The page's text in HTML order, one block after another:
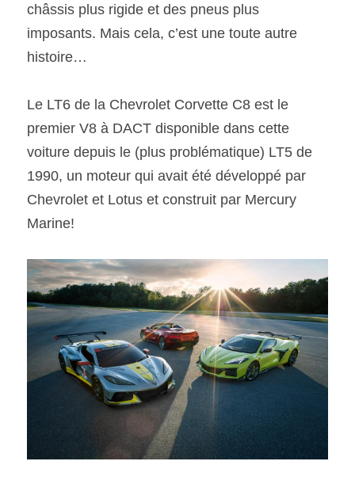
châssis plus rigide et des pneus plus
imposants. Mais cela, c’est une toute autre
histoire…
Le LT6 de la Chevrolet Corvette C8 est le
premier V8 à DACT disponible dans cette
voiture depuis le (plus problématique) LT5 de
1990, un moteur qui avait été développé par
Chevrolet et Lotus et construit par Mercury
Marine!